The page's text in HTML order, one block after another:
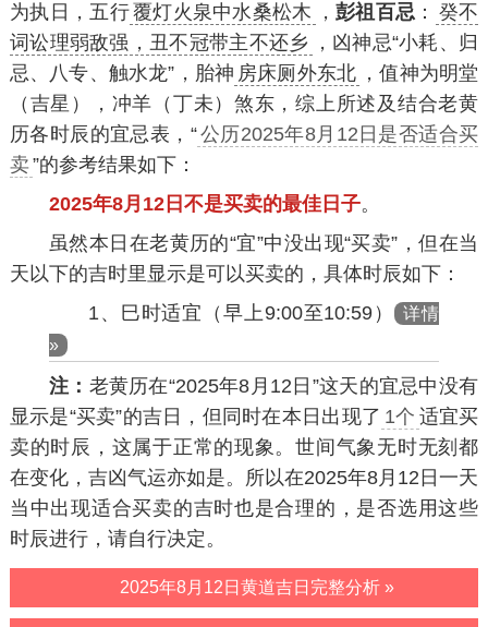
为执日，五行覆灯火泉中水桑松木 ，彭祖百忌 ： 癸不
词讼理弱敌强，丑不冠带主不还乡
，凶神忌“小耗、归
忌、八专、触水龙”，胎神 房床厕外东北 ，值神为明堂
（吉星），冲羊（丁未）煞东，综上所述及结合老黄
历各时辰的宜忌表，“公历2025年8月12日是否适合买
卖”的参考结果如下：
2025年8月12日不是买卖的最佳日子。
虽然本日在老黄历的“宜”中没出现“买卖”，但在当
天以下的吉时里显示是可以买卖的，具体时辰如下：
1、巳时适宜（早上9:00至10:59） 详情
»
注： 老黄历在“2025年8月12日”这天的宜忌中没有
显示是“买卖”的吉日，但同时在本日出现了 1个 适宜买
卖的时辰，这属于正常的现象。世间气象无时无刻都
在变化，吉凶气运亦如是。所以在2025年8月12日一天
当中出现适合买卖的吉时也是合理的，是否选用这些
时辰进行，请自行决定。
2025年8月12日黄道吉日完整分析 »